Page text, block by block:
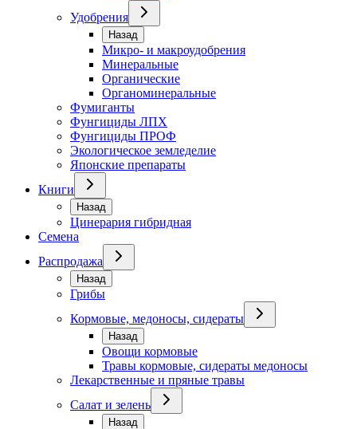
Удобрения
Назад
Микро- и макроудобрения
Минеральные
Органические
Органоминеральные
Фумиганты
Фунгициды ЛПХ
Фунгициды ПРОФ
Экологическое земледелие
Японские препараты
Книги
Назад
Цинерария гибридная
Семена
Распродажа
Назад
Грибы
Кормовые, медоносы, сидераты
Назад
Овощи кормовые
Травы кормовые, сидераты медоносы
Лекарственные и пряные травы
Салат и зелень
Назад